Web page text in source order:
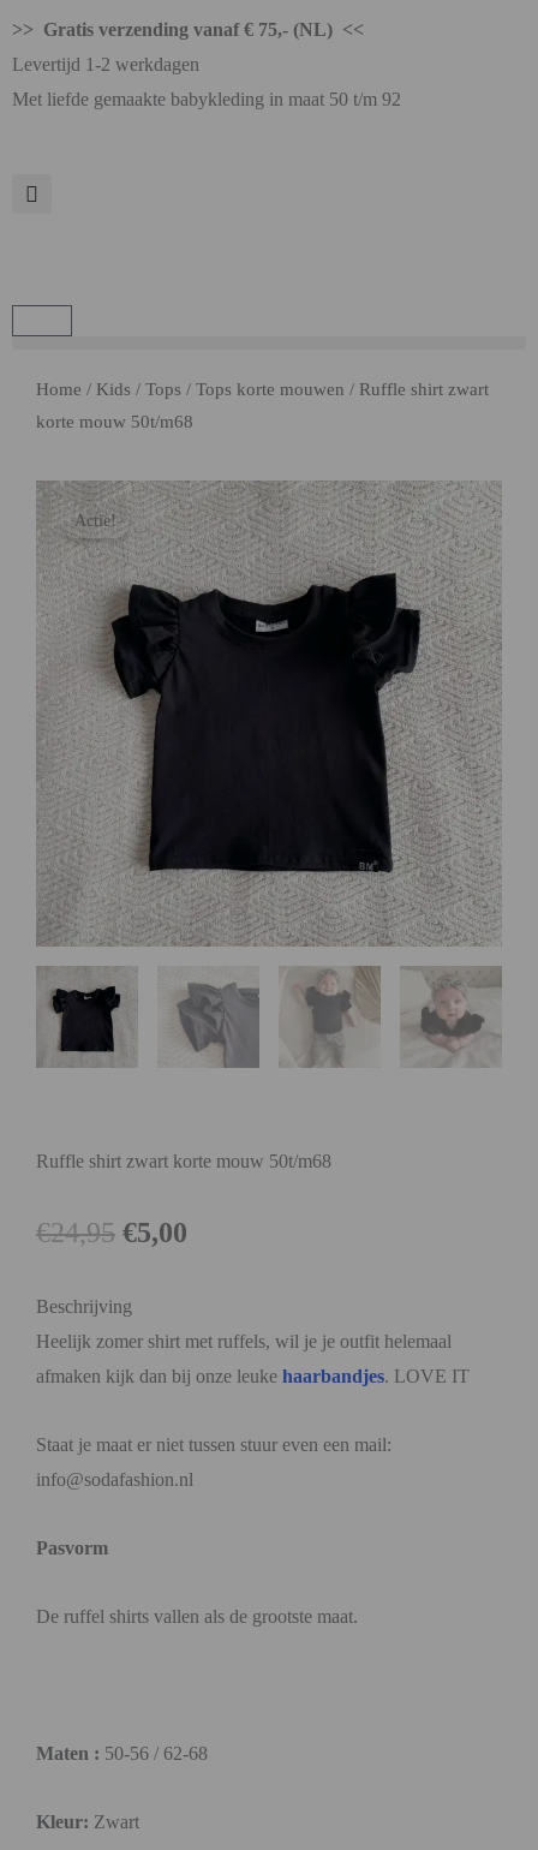
>> Gratis verzending vanaf € 75,- (NL) <<
Levertijd 1-2 werkdagen
Met liefde gemaakte babykleding in maat 50 t/m 92
Home / Kids / Tops / Tops korte mouwen / Ruffle shirt zwart
korte mouw 50t/m68
Actie!
Ruffle shirt zwart korte mouw 50t/m68
€24,95 €5,00
Beschrijving
Heelijk zomer shirt met ruffels, wil je je outfit helemaal
afmaken kijk dan bij onze leuke haarbandjes. LOVE IT
Staat je maat er niet tussen stuur even een mail:
info@sodafashion.nl
Pasvorm
De ruffel shirts vallen als de grootste maat.
Maten : 50-56 / 62-68
Kleur: Zwart